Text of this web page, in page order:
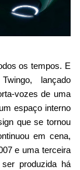
os tempos. E
lançado
vozes de uma
espaço interno
que se tornou
em cena,
e uma terceira
produzida há